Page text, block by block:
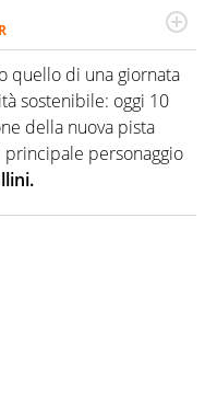
scrive per curiosità
di calcio, di sport e dei
innocenti evasioni
Un tempo ala
ruolo di libero. Cura
5 calciatori di sempre.
quello di una giornata
sostenibile: oggi 10
della nuova pista
personaggio